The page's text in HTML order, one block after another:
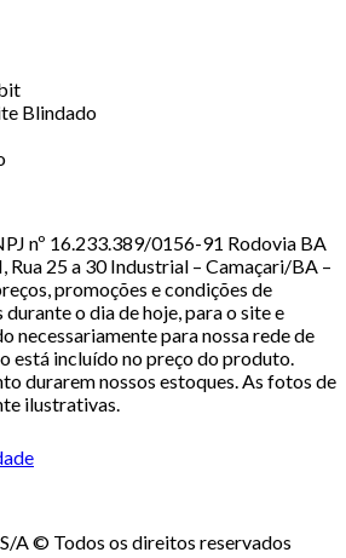
nº 16.233.389/0156-91 Rodovia BA
Rua 25 a 30 Industrial – Camaçari/BA –
promoções e condições de
o dia de hoje, para o site e
necessariamente para nossa rede de
está incluído no preço do produto.
durarem nossos estoques. As fotos de
ilustrativas.
A © Todos os direitos reservados